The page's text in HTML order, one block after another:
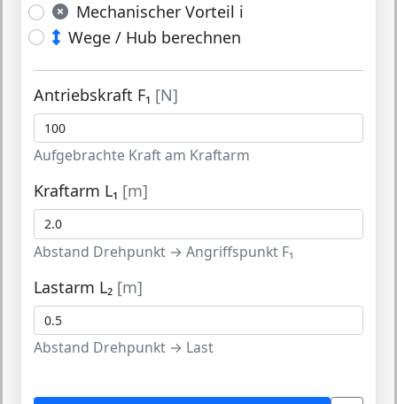
Mechanischer Vorteil i
Wege / Hub berechnen
Antriebskraft F₁ [N]
Aufgebrachte Kraft am Kraftarm
Kraftarm L₁ [m]
Abstand Drehpunkt → Angriffspunkt F₁
Lastarm L₂ [m]
Abstand Drehpunkt → Last